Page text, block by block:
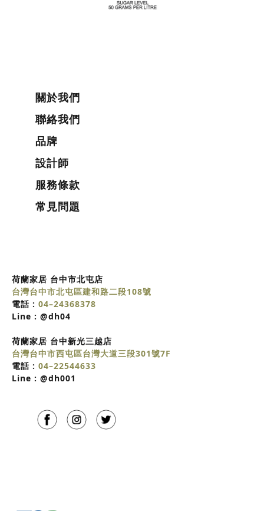
關於我們
聯絡我們
品牌
設計師
服務條款
常見問題
荷蘭家居 台中市北屯店
台灣台中市北屯區建和路二段108號
電話 : 04–24368378
Line : @dh04
荷蘭家居 台中新光三越店
台灣台中市西屯區台灣大道三段301號7F
電話 : 04–22544633
Line : @dh001